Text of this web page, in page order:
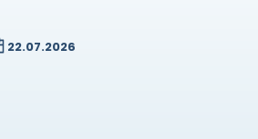
22.07.2026